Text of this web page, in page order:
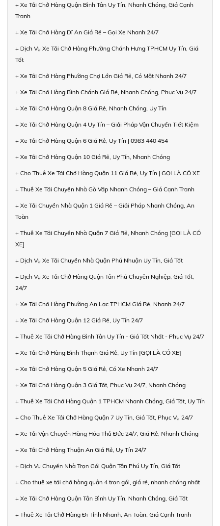
+ Xe Tải Chở Hàng Quận Bình Tân Uy Tín, Nhanh Chóng, Giá Cạnh
Tranh
+ Xe Tải Chở Hàng Dĩ An Giá Rẻ – Gọi Xe Nhanh 24/7
+ Dịch Vụ Xe Tải Chở Hàng Phường Chánh Hưng TPHCM Uy Tín, Giá
Tốt
+ Xe Tải Chở Hàng Phường Chợ Lớn Giá Rẻ, Có Mặt Nhanh 24/7
+ Xe Tải Chở Hàng Bình Chánh Giá Rẻ, Nhanh Chóng, Phục Vụ 24/7
+ Xe Tải Chở Hàng Quận 8 Giá Rẻ, Nhanh Chóng, Uy Tín
+ Xe Tải Chở Hàng Quận 4 Uy Tín – Giải Pháp Vận Chuyển Tiết Kiệm
+ Xe Tải Chở Hàng Quận 6 Giá Rẻ, Uy Tín | 0983 440 454
+ Xe Tải Chở Hàng Quận 10 Giá Rẻ, Uy Tín, Nhanh Chóng
+ Cho Thuê Xe Tải Chở Hàng Quận 11 Giá Rẻ, Uy Tín | GỌI LÀ CÓ XE
+ Thuê Xe Tải Chuyển Nhà Gò Vấp Nhanh Chóng – Giá Cạnh Tranh
+ Xe Tải Chuyển Nhà Quận 1 Giá Rẻ – Giải Pháp Nhanh Chóng, An
Toàn
+ Thuê Xe Tải Chuyển Nhà Quận 7 Giá Rẻ, Nhanh Chóng [GỌI LÀ CÓ
XE]
+ Dịch Vụ Xe Tải Chuyển Nhà Quận Phú Nhuận Uy Tín, Giá Tốt
+ Dịch Vụ Xe Tải Chở Hàng Quận Tân Phú Chuyên Nghiệp, Giá Tốt,
24/7
+ Xe Tải Chở Hàng Phường An Lạc TPHCM Giá Rẻ, Nhanh 24/7
+ Xe Tải Chở Hàng Quận 12 Giá Rẻ, Uy Tín 24/7
+ Thuê Xe Tải Chở Hàng Bình Tân Uy Tín - Giá Tốt Nhất - Phục Vụ 24/7
+ Xe Tải Chở Hàng Bình Thạnh Giá Rẻ, Uy Tín [GỌI LÀ CÓ XE]
+ Xe Tải Chở Hàng Quận 5 Giá Rẻ, Có Xe Nhanh 24/7
+ Xe Tải Chở Hàng Quận 3 Giá Tốt, Phục Vụ 24/7, Nhanh Chóng
+ Thuê Xe Tải Chở Hàng Quận 1 TPHCM Nhanh Chóng, Giá Tốt, Uy Tín
+ Cho Thuê Xe Tải Chở Hàng Quận 7 Uy Tín, Giá Tốt, Phục Vụ 24/7
+ Xe Tải Vận Chuyển Hàng Hóa Thủ Đức 24/7, Giá Rẻ, Nhanh Chóng
+ Xe Tải Chở Hàng Thuận An Giá Rẻ, Uy Tín 24/7
+ Dịch Vụ Chuyển Nhà Trọn Gói Quận Tân Phú Uy Tín, Giá Tốt
+ Cho thuê xe tải chở hàng quận 4 trọn gói, giá rẻ, nhanh chóng nhất
+ Xe Tải Chở Hàng Quận Tân Bình Uy Tín, Nhanh Chóng, Giá Tốt
+ Thuê Xe Tải Chở Hàng Đi Tỉnh Nhanh, An Toàn, Giá Cạnh Tranh